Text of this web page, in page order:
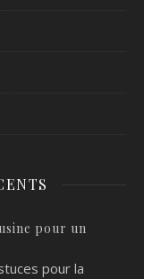
pour un
pour la